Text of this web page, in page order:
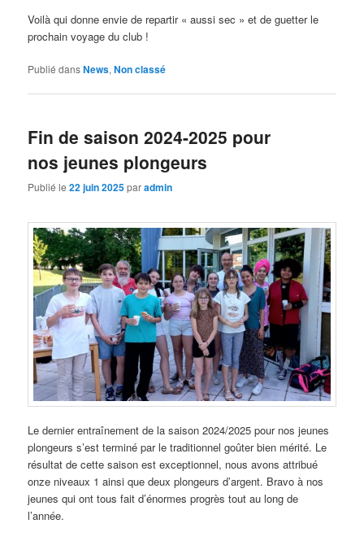
Voilà qui donne envie de repartir « aussi sec » et de guetter le
prochain voyage du club !
Publié dansNews,Non classé
Fin de saison 2024-2025 pour
nos jeunes plongeurs
Publié le22 juin 2025paradmin
Le dernier entraînement de la saison 2024/2025 pour nos jeunes
plongeurs s’est terminé par le traditionnel goûter bien mérité. Le
résultat de cette saison est exceptionnel, nous avons attribué
onze niveaux 1 ainsi que deux plongeurs d’argent. Bravo à nos
jeunes qui ont tous fait d’énormes progrès tout au long de
l’année.